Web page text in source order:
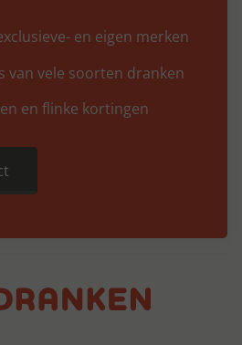
en eigen merken
van vele soorten dranken
en flinke kortingen